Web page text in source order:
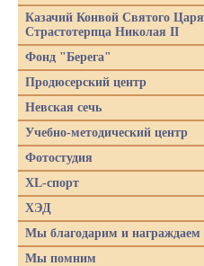
Казачий Конвой Святого Царя
Страстотерпца Николая II
Фонд "Берега"
Продюсерский центр
Невская сечь
Учебно-методический центр
Фотостудия
XL-спорт
ХЭД
Мы благодарим и награждаем
Мы помним